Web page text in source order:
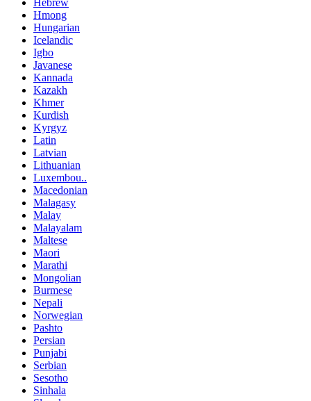
Hmong
Hungarian
Icelandic
Igbo
Javanese
Kannada
Kazakh
Khmer
Kurdish
Kyrgyz
Latin
Latvian
Lithuanian
Luxembou..
Macedonian
Malagasy
Malay
Malayalam
Maltese
Maori
Marathi
Mongolian
Burmese
Nepali
Norwegian
Pashto
Persian
Punjabi
Serbian
Sesotho
Sinhala